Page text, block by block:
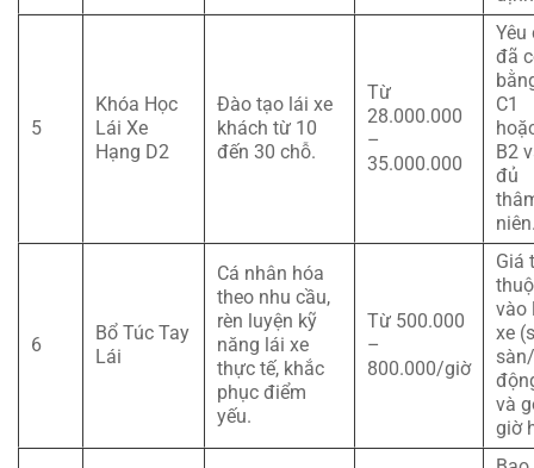
5
Khóa Học
Lái Xe
Hạng D2
Đào tạo lái xe
khách từ 10
đến 30 chỗ.
Từ
28.000.000
–
35.000.000
Yêu
đã
C1
B2
đủ
6
Bổ Túc Tay
Lái
Cá nhân hóa
theo nhu cầu,
rèn luyện kỹ
năng lái xe
thực tế, khắc
phục điểm
yếu.
Từ 500.000
–
800.000/giờ
Giá
vào
xe
và
giờ